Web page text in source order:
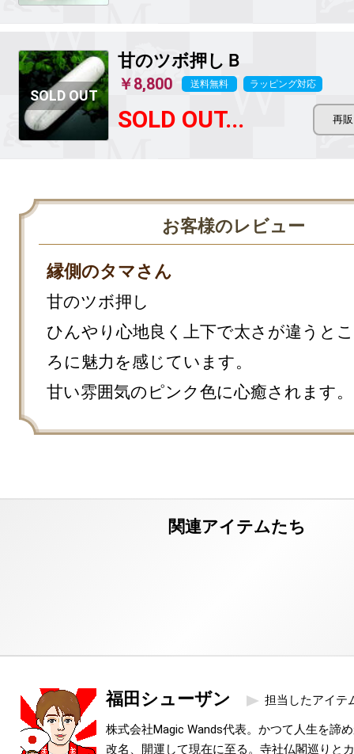
甘のツボ押しＢ
￥8,800 送料無料 ラッピング対応
SOLD OUT...
お客様のレビュー
縁側のタマさん
甘のツボ押し
ひんやり心地良く上下で太さが違うとこ
ろに魅力を感じています。
甘い雰囲気のピンク色に心癒されます。
福田シューザン 担当したアイテ
株式会社Magic Wands代表。かつて人生を諦
改名、開運して現在に至る。寺社仏閣巡りと